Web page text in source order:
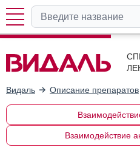
Видаль Описание препаратов
Взаимодействие